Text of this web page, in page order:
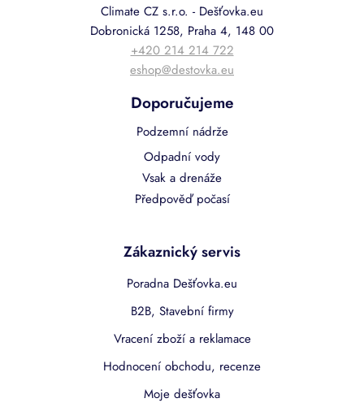
Climate CZ s.r.o. - Dešťovka.eu
Dobronická 1258, Praha 4, 148 00
+420 214 214 722
eshop@destovka.eu
Doporučujeme
Podzemní nádrže
Odpadní vody
Vsak a drenáže
Předpověď počasí
Zákaznický servis
Poradna Dešťovka.eu
B2B, Stavební firmy
Vracení zboží a reklamace
Hodnocení obchodu, recenze
Moje dešťovka